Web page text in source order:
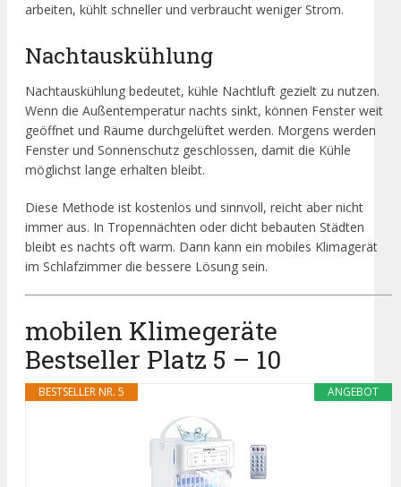
arbeiten, kühlt schneller und verbraucht weniger Strom.
Nachtauskühlung
Nachtauskühlung bedeutet, kühle Nachtluft gezielt zu nutzen.
Wenn die Außentemperatur nachts sinkt, können Fenster weit
geöffnet und Räume durchgelüftet werden. Morgens werden
Fenster und Sonnenschutz geschlossen, damit die Kühle
möglichst lange erhalten bleibt.
Diese Methode ist kostenlos und sinnvoll, reicht aber nicht
immer aus. In Tropennächten oder dicht bebauten Städten
bleibt es nachts oft warm. Dann kann ein mobiles Klimagerät
im Schlafzimmer die bessere Lösung sein.
mobilen Klimegeräte
Bestseller Platz 5 – 10
ANGEBOT
BESTSELLER NR. 5